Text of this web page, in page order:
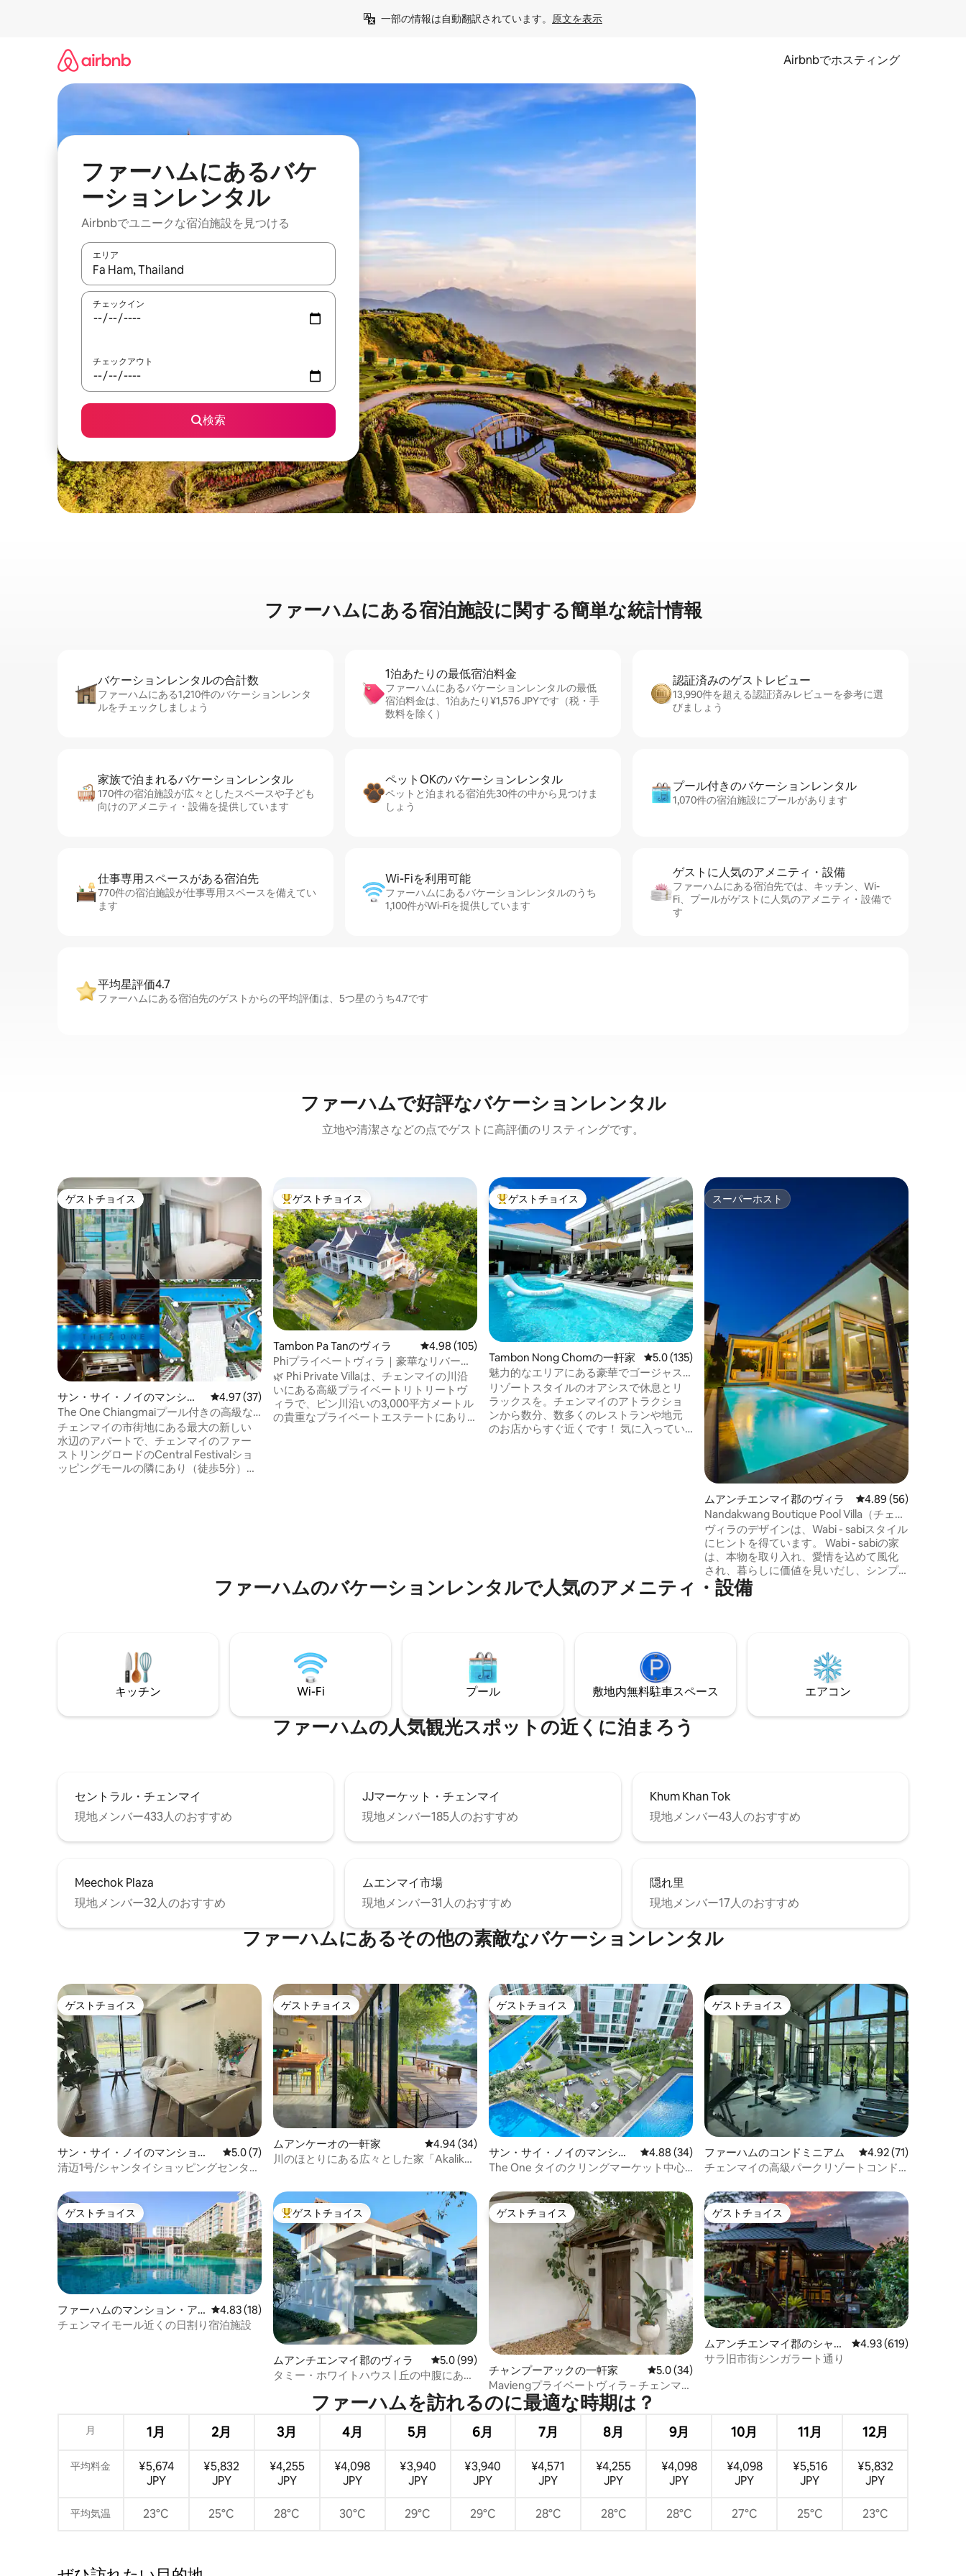
一部の情報は自動翻訳されています。 原文を表示
Airbnbでホスティング
ファーハムにあるバケ
ーションレンタル
Airbnbでユニークな宿泊施設を見つける
エリア
検索結果が表示されたら、上下の矢印キーを使って移動するか、画面をタッチまたはスワイプして検索結果を確認することができます。
チェックイン
チェックアウト
検索
ファーハムに⁠あ⁠る宿⁠泊⁠施⁠設⁠に関⁠す⁠る簡⁠単⁠な統⁠計⁠情⁠報
バケーションレ⁠ン⁠タ⁠ル⁠の合⁠計⁠数
ファーハムにある1,210件のバケーションレンタ
ルをチェックしましょう
1泊あたりの最⁠低⁠宿⁠泊⁠料⁠金
ファーハムにあるバケーションレンタルの最低
宿泊料金は、1泊あたり¥1,576 JPYです（税・手
数料を除く）
認証済みのゲ⁠ス⁠ト⁠レ⁠ビ⁠ュ⁠ー
13,990件を超える認証済みレビューを参考に選
びましょう
家族で泊まれるバ⁠ケ⁠ー⁠シ⁠ョ⁠ンレ⁠ン⁠タ⁠ル
170件の宿泊施設が広々としたスペースや子ども
向けのアメニティ・設備を提供しています
ペットOKのバ⁠ケ⁠ー⁠シ⁠ョ⁠ンレ⁠ン⁠タ⁠ル
ペットと泊まれる宿泊先30件の中から見つけま
しょう
プール付きのバ⁠ケ⁠ー⁠シ⁠ョ⁠ンレ⁠ン⁠タ⁠ル
1,070件の宿泊施設にプールがあります
仕事専用ス⁠ペ⁠ー⁠スがあ⁠る宿⁠泊⁠先
770件の宿泊施設が仕事専用スペースを備えてい
ます
Wi-Fiを利⁠用⁠可⁠能
ファーハムにあるバケーションレンタルのうち
1,100件がWi-Fiを提供しています
ゲストに人⁠気⁠のア⁠メ⁠ニ⁠テ⁠ィ・設⁠備
ファーハムにある宿泊先では、キッチン、Wi-
Fi、プールがゲストに人気のアメニティ・設備で
す
平均星評価4.7
ファーハムにある宿泊先のゲストからの平均評価は、5つ星のうち4.7です
ファーハムで好評なバケーションレンタル
立地や清潔さなどの点でゲストに高評価のリスティングです。
ゲストチョイス
ゲストチョイス
サン・サイ・ノイのマンショ
ン・アパート
レビュー37件、5つ星中4.97つ星の平均評価
4.97 (37)
The One Chiangmaiプール付きの高級な
宿泊施設
チェンマイの市街地にある最大の新しい
水辺のアパートで、チェンマイのファー
ストリングロードのCentral Festivalショ
ッピングモールの隣にあり（徒歩5分）、
を楽しむことができます。毎日バスで主
要なスーパーマーケットや地元の市場に
大好評のゲストチョイスです。
ゲストチョイス
Tambon Pa Tanのヴィラ レビュー105件、5つ星中4.98つ星の平均評価
4.98 (105)
Phiプライベートヴィラ｜豪華なリバーサ
イドヴィラ＆プール
🌿 Phi Private Villaは、チェンマイの川沿
いにある高級プライベートリトリートヴ
ィラで、ピン川沿いの3,000平方メートル
の貴重なプライベートエステートにあり
大好評のゲストチョイスです。
ゲストチョイス
Tambon Nong Chomの一軒家 レビュー135件、5つ星中5.0つ星の平均評価
5.0 (135)
魅力的なエリアにある豪華でゴージャス
なプールヴィラ
リゾートスタイルのオアシスで休息とリ
ラックスを。チェンマイのアトラクショ
ンから数分、数多くのレストランや地元
のお店からすぐ近くです！ 気に入ってい
スーパーホスト
スーパーホスト
ムアンチエンマイ郡のヴィラ レビュー56件、5つ星
4.89 (56)
Nandakwang Boutique Pool Villa（チェン
マイ、ムアン）
ヴィラのデザインは、Wabi - sabiスタイル
にヒントを得ています。 Wabi - sabiの家
は、本物を取り入れ、愛情を込めて風化
され、暮らしに価値を見いだし、シンプ
ルさを使って全体的な平和と静けさの感
覚を促進しています。 軽い木製のチーク
いです。 -快適な寝具、キングサイズベッ
ド - 65インチのスマートテレビ。 -ワーク
テーブル -快適なシーティングエリア（テ
レビ用） -日光浴チェア
ファーハムのバケーションレンタルで人気のアメニティ・設備
キッチン Wi-Fi プール 敷地内無料駐⁠車ス⁠ペ⁠ー⁠ス エアコン
ファーハムの人気観光スポットの近くに泊まろう
セントラル・チェンマイ
現地メンバー433人のおすすめ
JJマーケット・チェンマイ
現地メンバー185人のおすすめ
Khum Khan Tok
現地メンバー43人のおすすめ
Meechok Plaza
現地メンバー32人のおすすめ
ムエンマイ市場
現地メンバー31人のおすすめ
隠れ里
現地メンバー17人のおすすめ
ファーハムにあるその他の素敵なバケーションレンタル
ゲストチョイス
ゲストチョイス
サン・サイ・ノイのマンショ
ン・アパート
レビュー7件、5つ星中5.0つ星の平均評価
5.0 (7)
清迈1号/シャンタイショッピングセンター
ゲストチョイス
ゲストチョイス
ムアンケーオの一軒家 レビュー34件、5つ星中4.94つ星の平均評価
4.94 (34)
川のほとりにある広々とした家「Akaliko
ゲストチョイス
ゲストチョイス
サン・サイ・ノイのマンショ
ン・アパート
レビュー34件、5つ星中4.88つ星の平均評価
4.88 (34)
The One タイのクリングマーケット中心
徒歩5分、テラス付き8035/st 大きな部屋
ゲストチョイス
ゲストチョイス
ファーハムのコンドミニアム レビュー71件、5つ
4.92 (71)
チェンマイの高級パークリゾートコンド
ゲストチョイス
ゲストチョイス
ファーハムのマンション・ア
パート
レビュー18件、5つ星中4.83つ星の平均評価
4.83 (18)
チェンマイモール近くの日割り宿泊施設
大好評のゲストチョイスです。
ゲストチョイス
ムアンチエンマイ郡のヴィラ レビュー99件、5つ星中5.0つ星の平均評価
5.0 (99)
タミー・ホワイトハウス | 丘の中腹にある
ゲストチョイス
ゲストチョイス
チャンプーアックの一軒家 レビュー34件、5つ星中5.0つ星の平均評価
5.0 (34)
Maviengプライベートヴィラ – チェンマイ
旧市街
ゲストチョイス
ゲストチョイス
ムアンチエンマイ郡のシャレ
ー
レビュー619件、5つ
4.93 (619)
サラ旧市街シンガラート通り
ファーハムを訪⁠れ⁠るの⁠に最⁠適⁠な時⁠期⁠は⁠？
月 1月 2月 3月 4月 5月 6月 7月 8月 9月 10月 11月 12月
平均料金
¥5,674
JPY
¥5,832
JPY
¥4,255
JPY
¥4,098
JPY
¥3,940
JPY
¥3,940
JPY
¥4,571
JPY
¥4,255
JPY
¥4,098
JPY
¥4,098
JPY
¥5,516
JPY
¥5,832
JPY
平均気温 23°C 25°C 28°C 30°C 29°C 29°C 28°C 28°C 28°C 27°C 25°C 23°C